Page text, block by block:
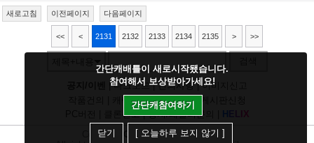
새로고침 이전페이지 다음페이지
<< < 2131 2132 2133 2134 2135 > >>
|다크모드|건의사항|이미지신고
캐릭건의|기타디비|
클론신고|정지/패널티문의 H
X
Copyright
CHUINGCommunications.
간단캐배틀이 새로시작됐습니다.
참여해서 보상받아가세요!
간단캐참여하기
닫기 [ 오늘하루 보지 않기 ]